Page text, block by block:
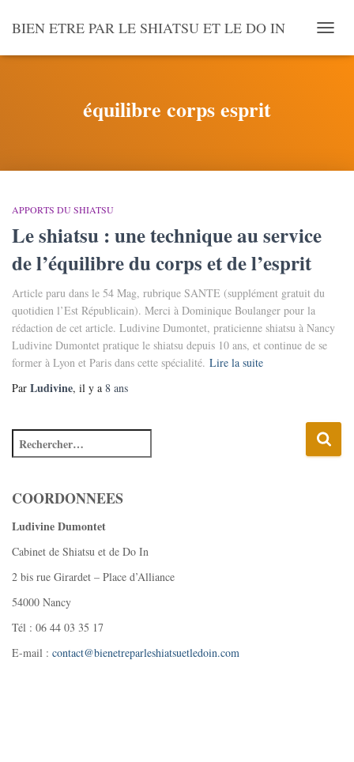
BIEN ETRE PAR LE SHIATSU ET LE DO IN
LA
équilibre corps esprit
APPORTS DU SHIATSU
Le shiatsu : une technique au service
de l’équilibre du corps et de l’esprit
Article paru dans le 54 Mag, rubrique SANTE (supplément gratuit du
quotidien l’Est Républicain). Merci à Dominique Boulanger pour la
rédaction de cet article. Ludivine Dumontet, praticienne shiatsu à Nancy
Ludivine Dumontet pratique le shiatsu depuis 10 ans, et continue de se
former à Lyon et Paris dans cette spécialité. Lire la suite
Par Ludivine, il y a 8 ans
COORDONNEES
Ludivine Dumontet
Cabinet de Shiatsu et de Do In
2 bis rue Girardet – Place d’Alliance
54000 Nancy
Tél : 06 44 03 35 17
E-mail : contact@bienetreparleshiatsuetledoin.com